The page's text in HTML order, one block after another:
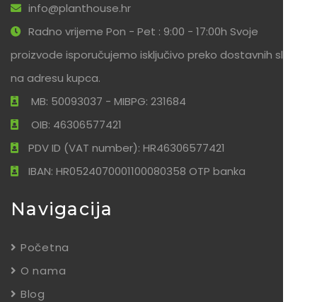
info@planthouse.hr
Radno vrijeme Pon - Pet : 9:00 - 17:00h Svoje
proizvode isporučujemo isključivo preko dostavnih službi
na adresu kupca.
MB: 50093037 - MIBPG: 231684
OIB: 46306577421
PDV ID (VAT number): HR46306577421
IBAN: HR0524070001100080358 OTP banka
Navigacija
Početna
O nama
Blog